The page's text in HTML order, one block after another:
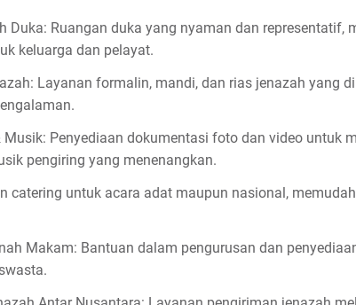
Duka: Ruangan duka yang nyaman dan representatif,
keluarga dan pelayat.
Layanan formalin, mandi, dan rias jenazah yang
Musik: Penyediaan dokumentasi foto dan video untuk
pengiring yang menenangkan.
catering untuk acara adat maupun nasional,
Makam: Bantuan dalam pengurusan dan